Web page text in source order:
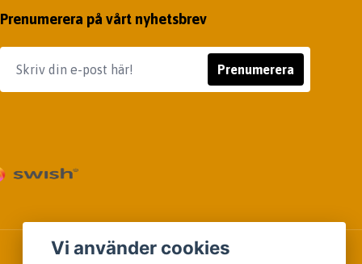
Prenumerera på vårt nyhetsbrev
Prenumerera
Vi använder cookies